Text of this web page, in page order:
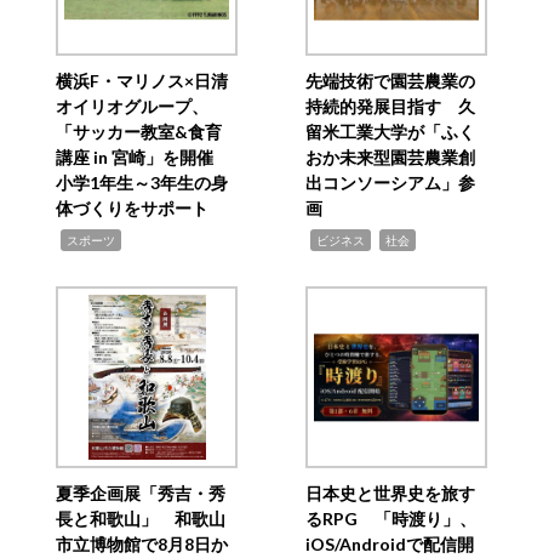
横浜F・マリノス×日清
オイリオグループ、
「サッカー教室&食育
講座 in 宮崎」を開催
小学1年生～3年生の身
体づくりをサポート
スポーツ
先端技術で園芸農業の
持続的発展目指す 久
留米工業大学が「ふく
おか未来型園芸農業創
出コンソーシアム」参
画
ビジネス 社会
夏季企画展「秀吉・秀
長と和歌山」 和歌山
市立博物館で8月8日か
日本史と世界史を旅す
るRPG 「時渡り」、
iOS/Androidで配信開